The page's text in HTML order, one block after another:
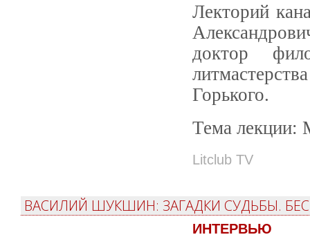
Лекторий
доктор
Горького.
Тема лекции:
Litclub TV
ВАСИЛИЙ ШУКШИН: ЗАГАДКИ СУДЬБЫ.
ИНТЕРВЬЮ